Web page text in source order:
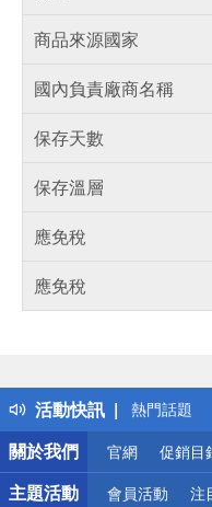
商品來源國家
國內負責廠商名稱
保存天數
保存溫層
應免稅
應免稅
活動快訊
得獎公告
熱門話題
銀行優惠
偏遠地區配
詐騙網頁
關於我們
官網 促銷目
主題活動 會員活動 注